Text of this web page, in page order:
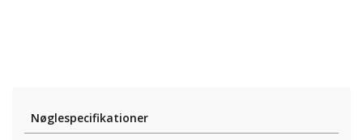
Nøglespecifikationer